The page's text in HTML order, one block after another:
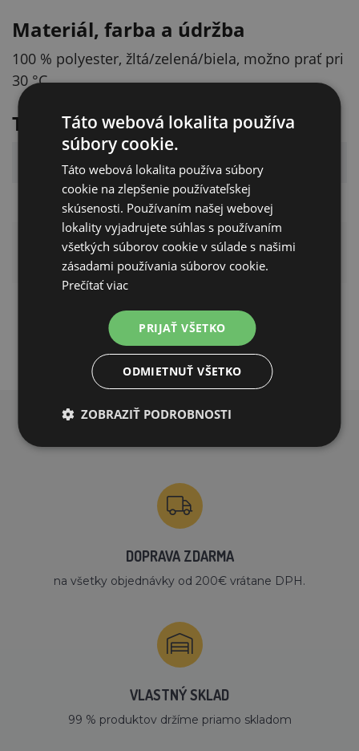
Materiál, farba a údržba
100 % polyester, žltá/zelená/biela, možno prať pri
30 °C.
Technické parametre
Parameter Hodnota
Značka Kerbl
Typ produktu
hračka pre psov
(čuchacia podložka)
DOPRAVA ZDARMA
na všetky objednávky od 200€ vrátane DPH.
VLASTNÝ SKLAD
99 % produktov držíme priamo skladom
Táto webová lokalita používa
súbory cookie.
Táto webová lokalita používa súbory
cookie na zlepšenie používateľskej
skúsenosti. Používaním našej webovej
lokality vyjadrujete súhlas s používaním
všetkých súborov cookie v súlade s našimi
zásadami používania súborov cookie.
Prečítať viac
PRIJAŤ VŠETKO
ODMIETNUŤ VŠETKO
ZOBRAZIŤ PODROBNOSTI